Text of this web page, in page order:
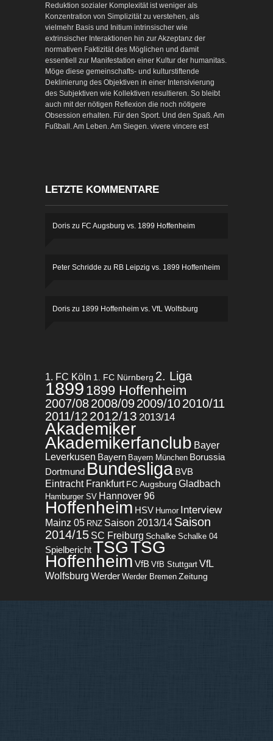
Reduktion sozialer Komplexität ist weniger als
Konzentration von Simplizität zu verstehen, als
vielmehr Basis und Initium intrinsischer wie
extrinsischer Interaktionen hin zur Akzeptanz der
normativen Faktizität des Möglichen und damit
essentiell zur Manifestation einer Kultur der humanitas.
Möge diese gemeinschafts- und kulturstiftende
Deklinierung des Objektiven in einer Intensivierung
des Subjektiven wie Kollektiven resultieren. So bleibt
auch mit der nötigen Reflexion die noch nötigere
Obsession erhalten. Für den Sport. Und den Spaß. Am
Fußball. Am Leben. Am Siegen. vivere vincere est
LETZTE KOMMENTARE
Doris zu FC Augsburg vs. 1899 Hoffenheim
Peter Schridde zu RB Leipzig vs. 1899 Hoffenheim
Doris zu 1899 Hoffenheim vs. VfL Wolfsburg
1. FC Köln 1. FC Nürnberg 2. Liga
1899 1899 Hoffenheim
2007/082008/092009/102010/11
2011/12 2012/13 2013/14
Akademiker
Akademikerfanclub Bayer
Leverkusen Bayern Bayern München Borussia
Dortmund Bundesliga BVB
Eintracht Frankfurt FC Augsburg Gladbach
Hamburger SV Hannover 96
Hoffenheim HSV Humor Interview
Mainz 05 RNZ Saison 2013/14 Saison
2014/15 SC Freiburg Schalke Schalke 04
SpielberichtTSGTSG
Hoffenheim VfB VfB Stuttgart VfL
Wolfsburg Werder Werder Bremen Zeitung